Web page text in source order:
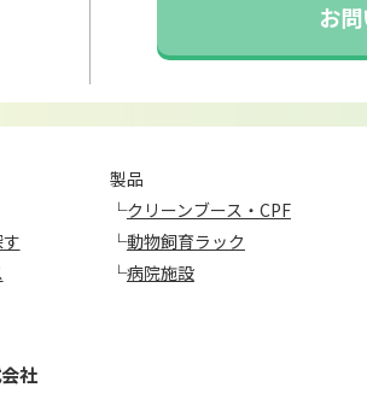
お
製品
└クリーンブース・CPF
└動物飼育ラック
└病院施設
社